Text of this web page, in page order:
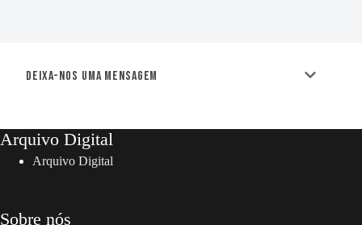
Deixa-nos uma mensagem
Arquivo Digital
Arquivo Digital
Sobre nós